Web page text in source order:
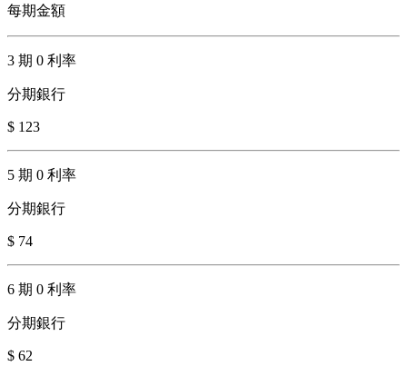
每期金額
3 期 0 利率
分期銀行
$ 123
5 期 0 利率
分期銀行
$ 74
6 期 0 利率
分期銀行
$ 62